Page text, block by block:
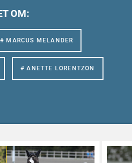
OM:
# MARCUS MELANDER
# ANETTE LORENTZON